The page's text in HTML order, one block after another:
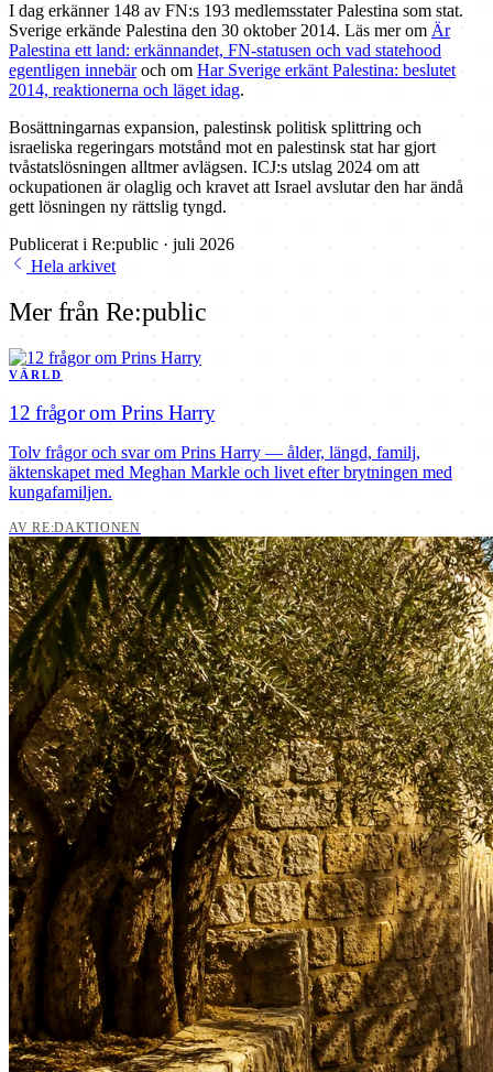
I dag erkänner 148 av FN:s 193 medlemsstater Palestina som stat.
Sverige erkände Palestina den 30 oktober 2014. Läs mer om Är
Palestina ett land: erkännandet, FN-statusen och vad statehood
egentligen innebäroch om Har Sverige erkänt Palestina: beslutet
2014, reaktionerna och läget idag.
Bosättningarnas expansion, palestinsk politisk splittring och
israeliska regeringars motstånd mot en palestinsk stat har gjort
tvåstatslösningen alltmer avlägsen. ICJ:s utslag 2024 om att
ockupationen är olaglig och kravet att Israel avslutar den har ändå
gett lösningen ny rättslig tyngd.
Publicerat i Re:public · juli 2026
Hela arkivet
Mer från Re:public
VÄRLD
12 frågor om Prins Harry
Tolv frågor och svar om Prins Harry — ålder, längd, familj,
äktenskapet med Meghan Markle och livet efter brytningen med
kungafamiljen.
AV RE:DAKTIONEN